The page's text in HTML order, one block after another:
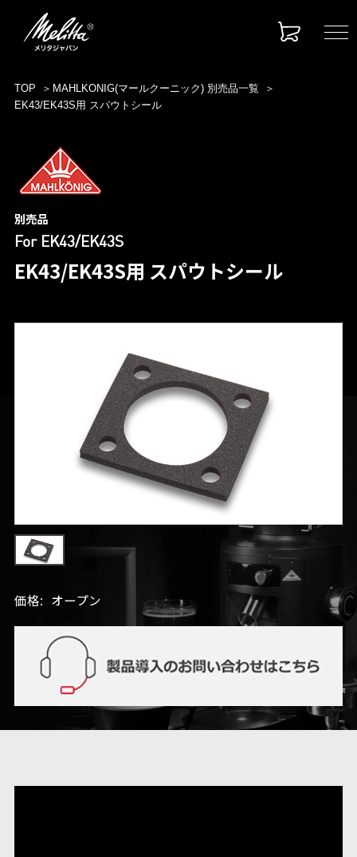
TOP
MAHLKONIG(マールクーニック) 別売品一覧
EK43/EK43S用 スパウトシール
別売品
For EK43/EK43S
EK43/EK43S用 スパウトシール
価格: オープン